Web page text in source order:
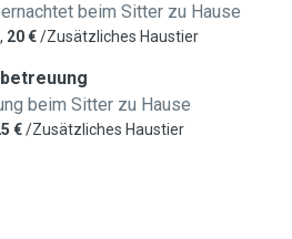
beim Sitter zu Hause
20 €/Zusätzliches Haustier
beim Sitter zu Hause
€/Zusätzliches Haustier